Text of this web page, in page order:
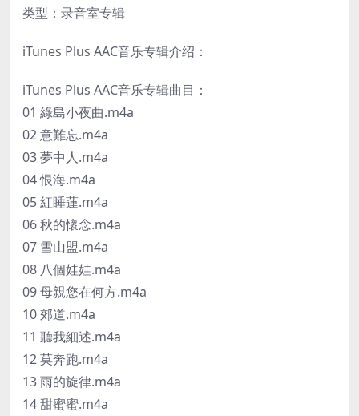
类型：录音室专辑
iTunes Plus AAC音乐专辑介绍：
iTunes Plus AAC音乐专辑曲目：
01 綠島小夜曲.m4a
02 意難忘.m4a
03 夢中人.m4a
04 恨海.m4a
05 紅睡蓮.m4a
06 秋的懷念.m4a
07 雪山盟.m4a
08 八個娃娃.m4a
09 母親您在何方.m4a
10 郊道.m4a
11 聽我細述.m4a
12 莫奔跑.m4a
13 雨的旋律.m4a
14 甜蜜蜜.m4a